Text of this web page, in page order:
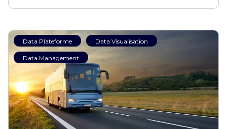
Data Plateforme Data Visualisation
Data Management